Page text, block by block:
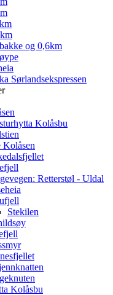
og 0,6km
Sørlandsekspressen
Kolåsbu
Retterstøl - Uldal
Stekilen
Kolåsbu